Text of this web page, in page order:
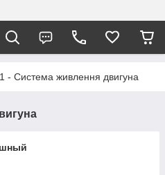
- Система живлення двигуна